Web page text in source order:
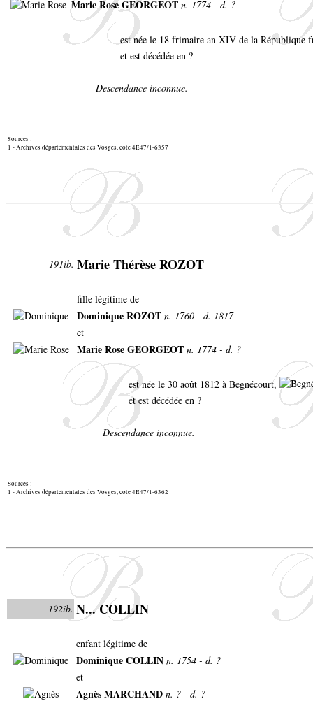
Marie Rose GEORGEOT n. 1774 - d. ?
est née le 18 frimaire an XIV de la République
et est décédée en ?
Descendance inconnue.
Sources :
1 - Archives départementales des Vosges, cote 4E47/1-6357
191ib. Marie Thérèse ROZOT
fille légitime de
Dominique ROZOT n. 1760 - d. 1817
et
Marie Rose GEORGEOT n. 1774 - d. ?
est née le 30 août 1812 à Begnécourt,
et est décédée en ?
Descendance inconnue.
Sources :
1 - Archives départementales des Vosges, cote 4E47/1-6362
192ib. N... COLLIN
enfant légitime de
Dominique COLLIN n. 1754 - d. ?
et
Agnès MARCHAND n. ? - d. ?